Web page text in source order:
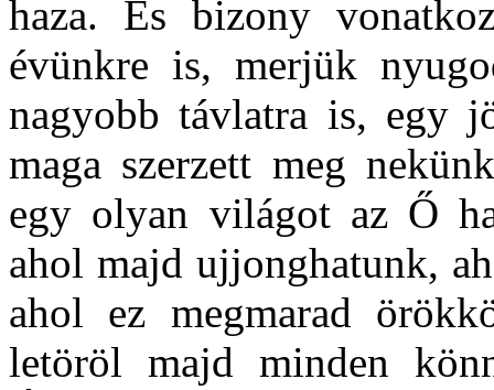
haza. És bizony
évünkre is, merjük
nagyobb távlatra is, egy
maga szerzett meg
egy olyan világot az Ő
ahol majd ujjonghatunk,
ahol ez megmarad
letöröl majd minden